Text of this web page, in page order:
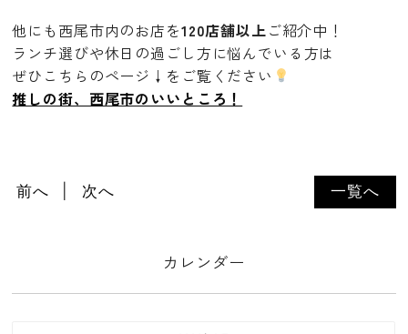
他にも西尾市内のお店を120店舗以上ご紹介中！
ランチ選びや休日の過ごし方に悩んでいる方は
ぜひこちらのページ↓をご覧ください
推しの街、西尾市のいいところ！
一覧へ
前へ 次へ
カレンダー